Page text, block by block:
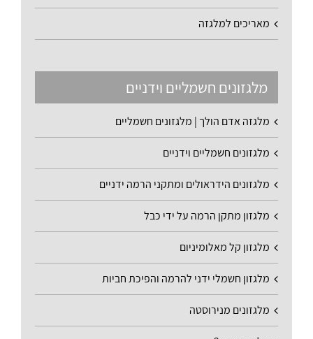
מאריכים למלגזה
מלגזונים חשמליים וידניים
מלגזה אדם הולך | מלגזונים חשמליים
מלגזונים חשמליים וידניים
מלגזונים הידראולים ומתקני הרמה ידניים
מלגזון מתקן הרמה על ידי כבל
מלגזון קל מאלומיניום
מלגזון חשמלי ידני להרמה והפיכת חביות
מלגזונים מנירוסטה